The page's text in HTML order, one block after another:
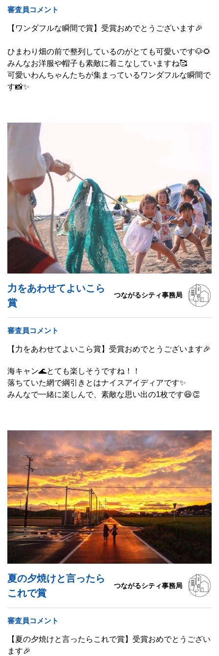
審査員コメント
【ワンダフルな瞬間で賞】受賞おめでとうございます🎉
ひまわり畑の前で整列しているのがとても可愛いです🐶🌻
みんなお洋服や帽子も素敵に着こなしていますね🥰
可愛いわんちゃんたちが集まっているワンダフルな瞬間で
す📸✨
力をあわせてよいこら
賞
つながるシティ事務局
審査員コメント
【力をあわせてよいこら賞】受賞おめでとうございます🎉
海キャン🌊とても楽しそうですね！！
落ちていた網で綱引きとはナイスアイディアです✨
みんなで一緒に楽しんで、素敵な思い出の1枚です😆👏
夏の夕焼けと言ったら
これで賞
つながるシティ事務局
審査員コメント
【夏の夕焼けと言ったらこれで賞】受賞おめでとうござい
ます🎉